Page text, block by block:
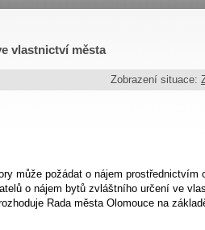
vlastnictví města
Zobrazení situace:
může požádat o nájem prostřednictvím
o nájem bytů zvláštního určení ve
Rada města Olomouce na